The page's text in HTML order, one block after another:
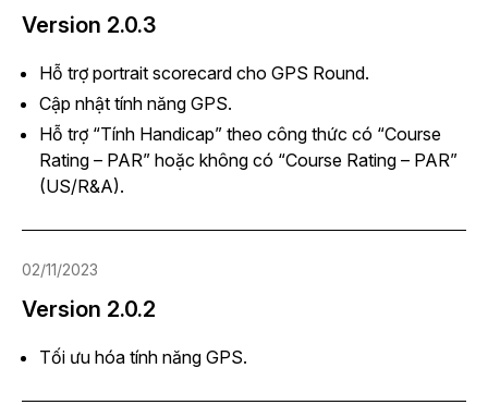
Version 2.0.3
Hỗ trợ portrait scorecard cho GPS Round.
Cập nhật tính năng GPS.
Hỗ trợ “Tính Handicap” theo công thức có “Course
Rating – PAR” hoặc không có “Course Rating – PAR”
(US/R&A).
02/11/2023
Version 2.0.2
Tối ưu hóa tính năng GPS.